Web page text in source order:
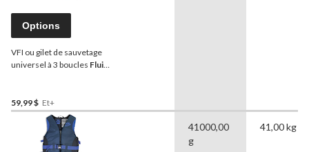
Options
VFI ou gilet de sauvetage
universel à 3 boucles Fluid,
59,99 $ Et+
41000,00
g
41,00 kg